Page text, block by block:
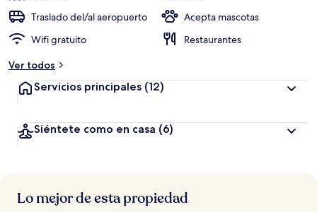
Traslado del/al aeropuerto
Acepta mascotas
Wifi gratuito
Restaurantes
Ver todos
Servicios principales (12)
Siéntete como en casa (6)
Lo mejor de esta propiedad